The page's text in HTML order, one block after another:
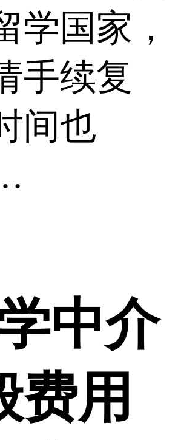
学国家，
手续复
间也
中介
费用